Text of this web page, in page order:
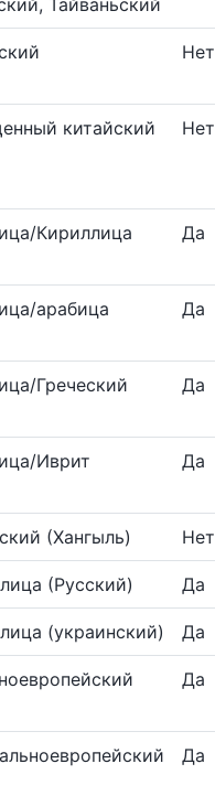
Нет
китайский Нет
Кириллица Да
арабица Да
Греческий Да
Иврит Да
(Хангыль) Нет
(Русский) Да
(украинский) Да
Да
Да